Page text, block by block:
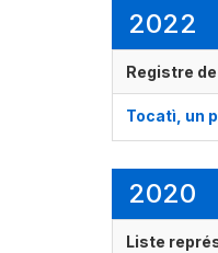
2022
Registre
Tocatì, un
2020
Liste